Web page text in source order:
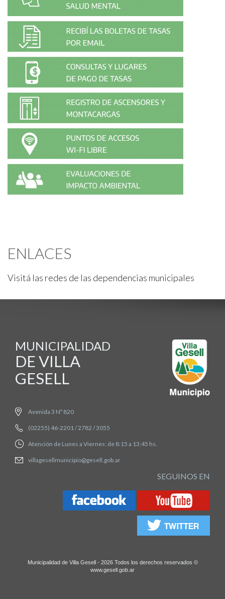
ENLACES
Visitá las redes de las dependencias municipales
MUNICIPALIDAD
DE VILLA
GESELL
Avenida 3 Nº 820
(02255) 46-2201 / 2782 / 3055
Atención de Lunes a Viernes: de 8:15 a 13:45 hs.
villagesellmunicipio@gesell.gob.ar
SEGUINOS EN
Municipalidad de Villa Gesell - 2026 Todos los derechos reservados ©
www.gesell.gob.ar